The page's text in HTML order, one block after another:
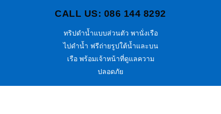
CALL US: 086 144 8292
ทริปดำน้ำแบบส่วนตัว พานั่งเรือ
ไปดำน้ำ ฟรีถ่ายรูปใต้น้ำและบน
เรือ พร้อมเจ้าหน้าที่ดูแลความ
ปลอดภัย